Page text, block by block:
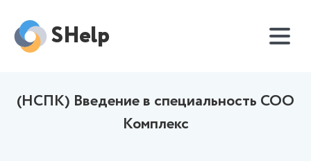
SHelp
(НСПК) Введение в специальность СОО
Комплекс